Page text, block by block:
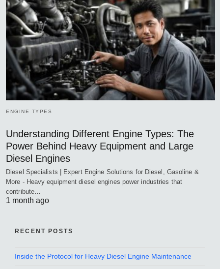
ENGINE TYPES
Understanding Different Engine Types: The
Power Behind Heavy Equipment and Large
Diesel Engines
Diesel Specialists | Expert Engine Solutions for Diesel, Gasoline &
More - Heavy equipment diesel engines power industries that
contribute…
1 month ago
RECENT POSTS
Inside the Protocol for Heavy Diesel Engine Maintenance